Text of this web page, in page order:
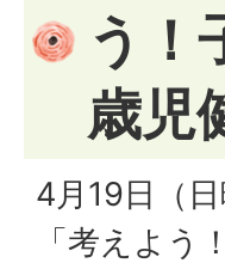
う！
歳児
4月19日（
「考えよ